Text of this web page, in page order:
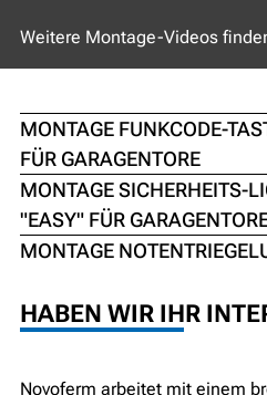
Weitere Montage-Videos
MONTAGE FUNKCODE-
FÜR GARAGENTORE
MONTAGE SICHERHEITS-
"EASY" FÜR
MONTAGE
HABEN WIR IHR
Novoferm arbeitet mit einem